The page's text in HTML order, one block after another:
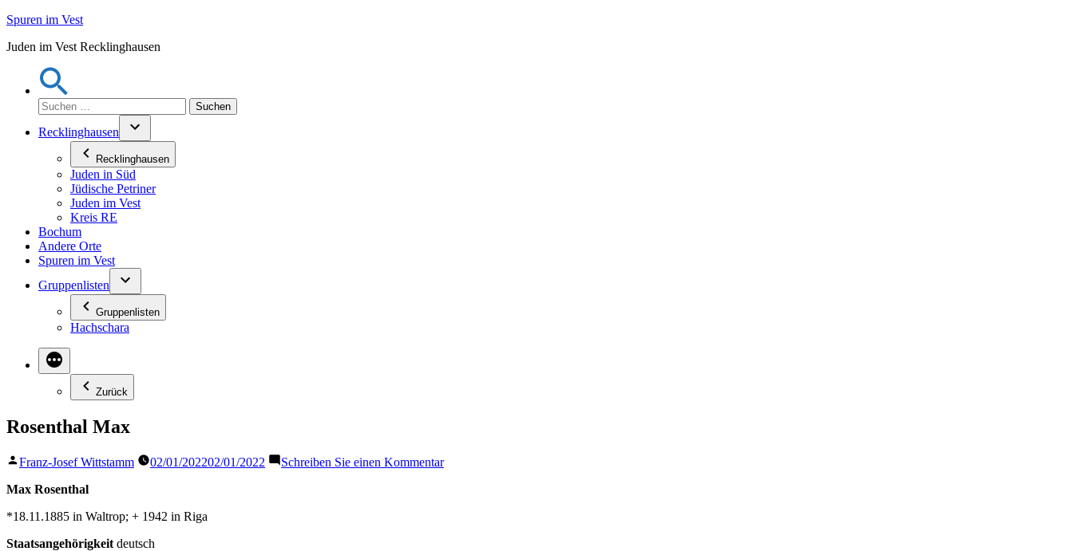
Zum
springen
Spuren im Vest
Juden im Vest Recklinghausen
Suchen
nach:
Recklinghausen
Recklinghausen
Juden in Süd
Jüdische Petriner
Juden im Vest
Kreis RE
Bochum
Andere Orte
Spuren im Vest
Gruppenlisten
Gruppenlisten
Hachschara
Zurück
Rosenthal Max
Veröffentlicht
Franz-Josef Wittstamm 02/01/202202/01/2022 Schreiben Sie einen Kommentarzu
Max Rosenthal
*18.11.1885 in Waltrop; + 1942 in Riga
Staatsangehörigkeit deutsch